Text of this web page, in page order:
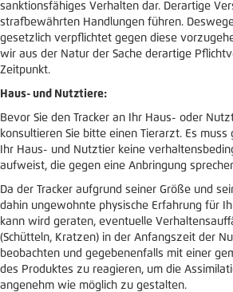
sanktionsfähiges Verhalten dar. Derartige
strafbewährten Handlungen führen.
gesetzlich verpflichtet gegen diese
wir aus der Natur der Sache derartige
Zeitpunkt.
Haus- und Nutztiere:
Bevor Sie den Tracker an Ihr Haus- oder
konsultieren Sie bitte einen Tierarzt. Es
Ihr Haus- und Nutztier keine
aufweist, die gegen eine Anbringung
Da der Tracker aufgrund seiner Größe und
dahin ungewohnte physische Erfahrung für
kann wird geraten, eventuelle
(Schütteln, Kratzen) in der Anfangszeit der
beobachten und gegebenenfalls mit einer
des Produktes zu reagieren, um die
angenehm wie möglich zu gestalten.